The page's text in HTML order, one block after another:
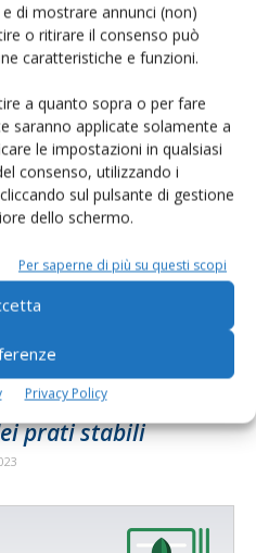
di mostrare annunci (non)
o ritirare il consenso può
caratteristiche e funzioni.
a quanto sopra o per fare
saranno applicate solamente a
le impostazioni in qualsiasi
consenso, utilizzando i
sul pulsante di gestione
dello schermo.
Per saperne di più su questi scopi
Privacy Policy
Reggiano: «Il nuovo
Reggiano
prati stabili